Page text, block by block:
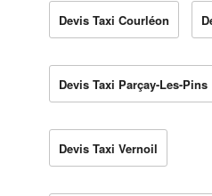
Devis Taxi Courléon
Devis Taxi Parçay-Les-Pins
Devis Taxi Vernoil